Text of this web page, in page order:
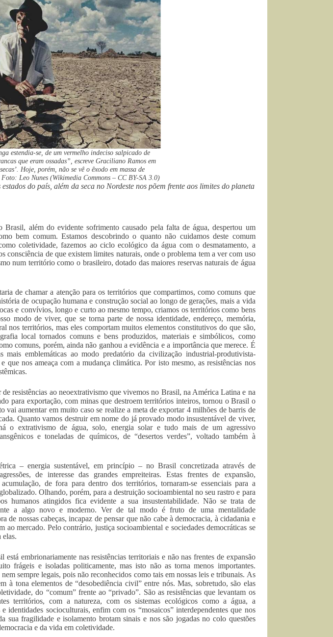
estendia-se, de um vermelho indeciso salpicado de
que eram ossadas”, escreve Graciliano Ramos em
Hoje, porém, não se vê o êxodo em massa de
Foto: Leo Nunes (Wikimedia Commons – CC BY-SA 3.0)
do país, além da seca no Nordeste nos põem frente aos limites do planeta
Brasil, além do evidente sofrimento causado pela falta de água, despertou um
bem comum. Estamos descobrindo o quanto não cuidamos deste comum
coletividade, fazemos ao ciclo ecológico da água com o desmatamento, a
consciência de que existem limites naturais, onde o problema tem a ver com uso
num território como o brasileiro, dotado das maiores reservas naturais de água
de chamar a atenção para os territórios que compartimos, como comuns que
de ocupação humana e construção social ao longo de gerações, mais a vida
e convívios, longo e curto ao mesmo tempo, criamos os territórios como bens
modo de viver, que se torna parte de nossa identidade, endereço, memória,
nos territórios, mas eles comportam muitos elementos constitutivos do que são,
local tornados comuns e bens produzidos, materiais e simbólicos, como
comuns, porém, ainda não ganhou a evidência e a importância que merece. É
mais emblemáticas ao modo predatório da civilização industrial-produtivista-
que nos ameaça com a mudança climática. Por isto mesmo, as resistências nos
resistências ao neoextrativismo que vivemos no Brasil, na América Latina e na
para exportação, com minas que destroem territórios inteiros, tornou o Brasil o
vai aumentar em muito caso se realize a meta de exportar 4 milhões de barris de
Quanto vamos destruir em nome do já provado modo insustentável de viver,
o extrativismo de água, solo, energia solar e tudo mais de um agressivo
e toneladas de químicos, de “desertos verdes”, voltado também à
– energia sustentável, em princípio – no Brasil concretizada através de
de interesse das grandes empreiteiras. Estas frentes de expansão,
de fora para dentro dos territórios, tornaram-se essenciais para a
Olhando, porém, para a destruição socioambiental no seu rastro e para
humanos atingidos fica evidente a sua insustentabilidade. Não se trata de
a algo novo e moderno. Ver de tal modo é fruto de uma mentalidade
de nossas cabeças, incapaz de pensar que não cabe à democracia, à cidadania e
ao mercado. Pelo contrário, justiça socioambiental e sociedades democráticas se
elas.
embrionariamente nas resistências territoriais e não nas frentes de expansão
frágeis e isoladas politicamente, mas isto não as torna menos importantes.
sempre legais, pois não reconhecidos como tais em nossas leis e tribunais. As
à tona elementos de “desobediência civil” entre nós. Mas, sobretudo, são elas
do “comum” frente ao “privado”. São as resistências que levantam os
territórios, com a natureza, com os sistemas ecológicos como a água, a
identidades socioculturais, enfim com os “mosaicos” interdependentes que nos
sua fragilidade e isolamento brotam sinais e nos são jogadas no colo questões
e da vida em coletividade.